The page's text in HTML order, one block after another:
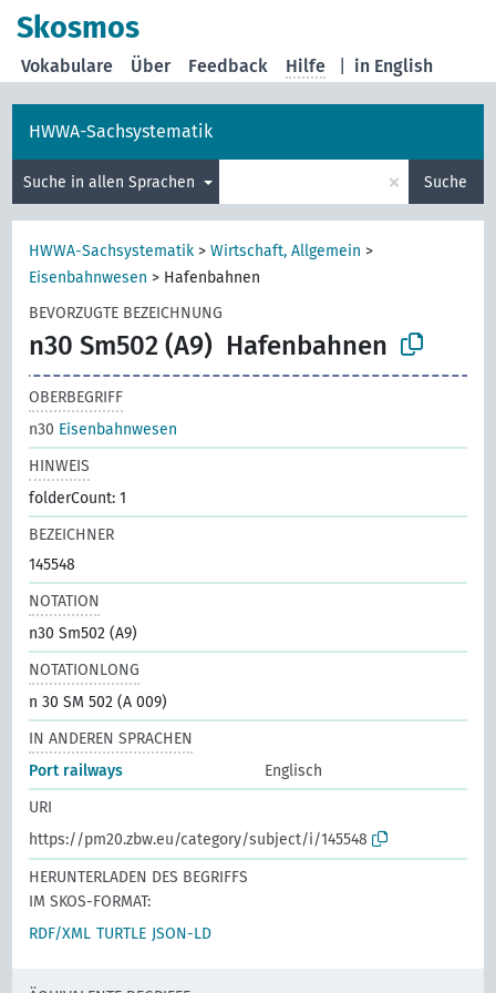
Skosmos
in English
Vokabulare Über Feedback Hilfe
HWWA-Sachsystematik
Suche in allen Sprachen × Suche
HWWA-Sachsystematik >Wirtschaft, Allgemein >
Eisenbahnwesen > Hafenbahnen
BEVORZUGTE BEZEICHNUNG
n30 Sm502 (A9) Hafenbahnen
OBERBEGRIFF
n30 Eisenbahnwesen
HINWEIS
folderCount: 1
BEZEICHNER
145548
NOTATION
n30 Sm502 (A9)
NOTATIONLONG
n 30 SM 502 (A 009)
IN ANDEREN SPRACHEN
Port railways
Englisch
URI
https://pm20.zbw.eu/category/subject/i/145548
HERUNTERLADEN DES BEGRIFFS
IM SKOS-FORMAT:
RDF/XML TURTLE JSON-LD